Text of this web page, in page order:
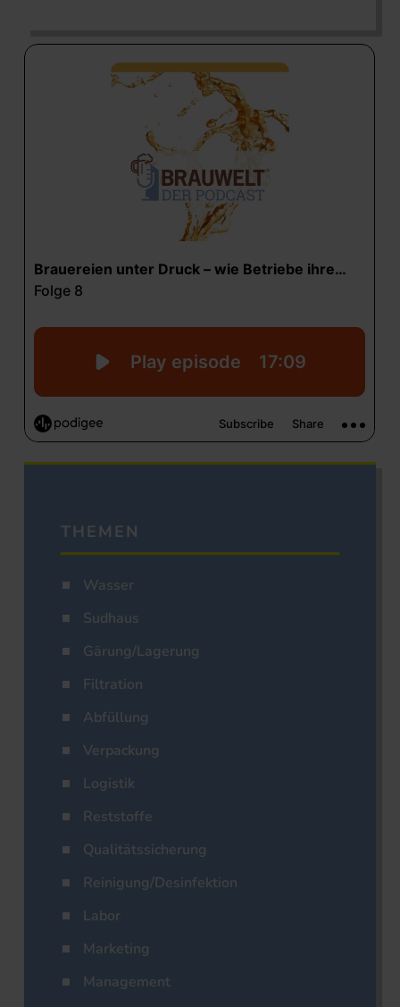
THEMEN
Wasser
Sudhaus
Gärung/Lagerung
Filtration
Abfüllung
Verpackung
Logistik
Reststoffe
Qualitätssicherung
Reinigung/Desinfektion
Labor
Marketing
Management